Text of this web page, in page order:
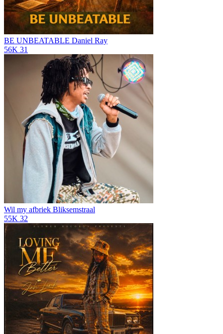
BE UNBEATABLE Daniel Ray
56K 31
Wil my afbriek Bliksemstraal
55K 32